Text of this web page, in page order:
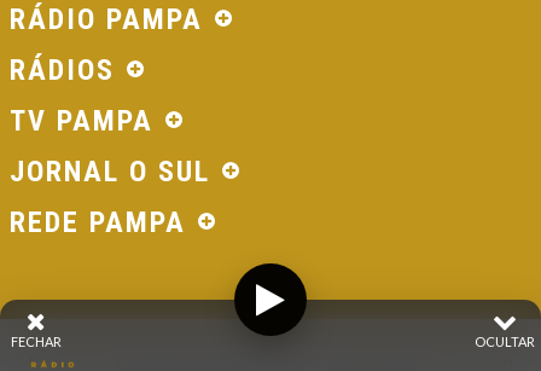
RÁDIO PAMPA
RÁDIOS
TV PAMPA
JORNAL O SUL
REDE PAMPA
© 2026 - Direitos Reservados - Rádio Pampa - Rede
OCULTAR
FECHAR